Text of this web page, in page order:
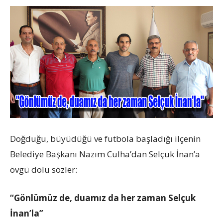
Doğduğu, büyüdüğü ve futbola başladığı ilçenin
Belediye Başkanı Nazım Culha’dan Selçuk İnan’a
övgü dolu sözler:
“Gönlümüz de, duamız da her zaman Selçuk
İnan’la”